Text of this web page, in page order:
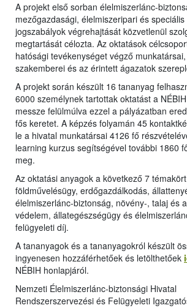
A projekt első sorban élelmiszerlánc-
mezőgazdasági, élelmiszeripari és
jogszabályok végrehajtását közvetlenül
megtartását célozta. Az oktatások
hatósági tevékenységet végző
szakemberei és az érintett ágazatok
A projekt során készült 16 tananyag
6000 személynek tartottak oktatást a
messze felülmúlva ezzel a pályázatban
fős keretet. A képzés folyamán 45
le a hivatal munkatársai 4126 fő
learning kurzus segítségével további 1860
meg.
Az oktatási anyagok a következő 7
földművelésügy, erdőgazdálkodás,
élelmiszerlánc-biztonság, növény-, talaj és
védelem, állategészségügy és
felügyeleti díj.
A tananyagok és a tananyagokról készült
ingyenesen hozzáférhetőek és letölthetőek
NÉBIH honlapjáról.
Nemzeti Élelmiszerlánc-biztonsági Hivatal
Rendszerszervezési és Felügyeleti